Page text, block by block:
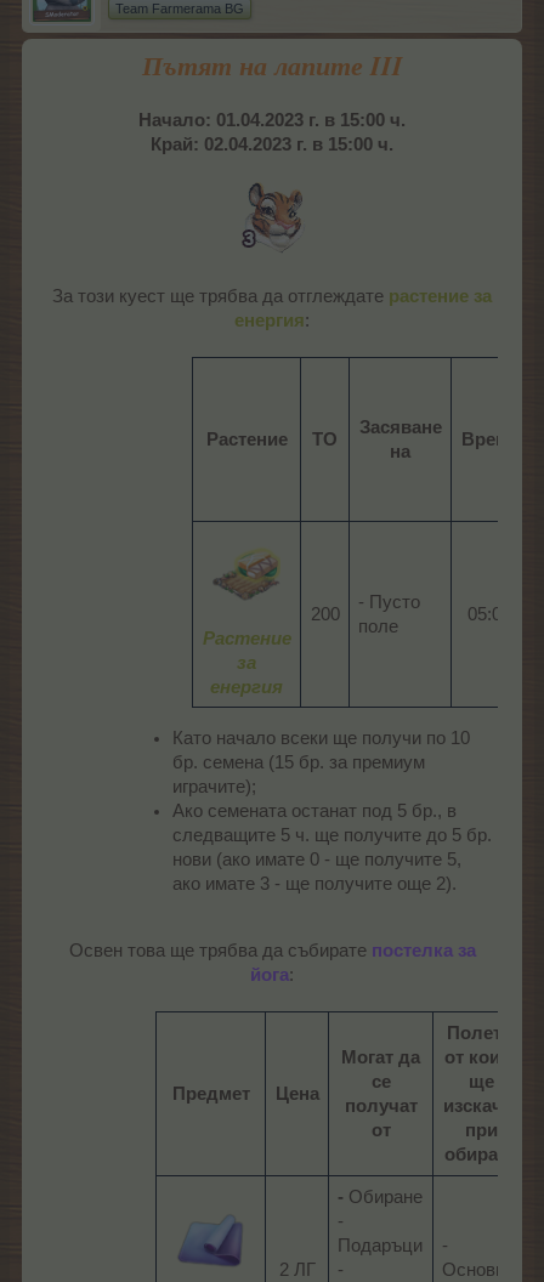
Team Farmerama BG
Пътят на лапите III
Начало: 01.04.2023 г. в 15:00 ч.
Край: 02.04.2023 г. в 15:00 ч.
За този куест ще трябва да отглеждате растение за
енергия:​
Растение ТО
Засяване
на
Време
Растение
за
енергия
200​
- Пусто
поле
05:00​
Като начало всеки ще получи по 10
бр. семена (15 бр. за премиум
играчите);
Ако семената останат под 5 бр., в
следващите 5 ч. ще получите до 5 бр.
нови (ако имате 0 - ще получите 5,
ако имате 3 - ще получите още 2).
Освен това ще трябва да събирате постелка за
йога:​
Предмет Цена
Могат да
се
получат
от
Полета,
от които
ще
изскачат
при
обиране
2 ЛГ​
- Обиране
-
Подаръци
-
-
Основно